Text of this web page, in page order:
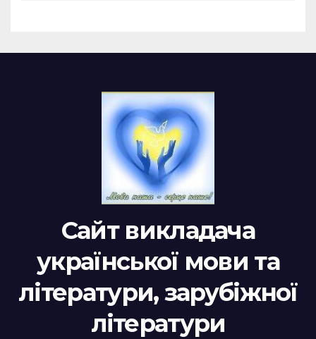
Сайт викладача
української мови та
літератури, зарубіжної
літератури